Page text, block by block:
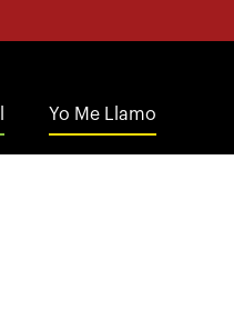
Yo Me Llamo